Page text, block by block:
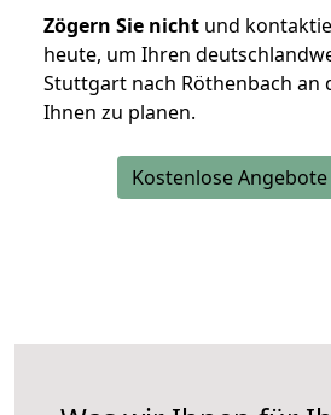
Zögern Sie nicht und
heute, um Ihren
Stuttgart nach Röthenbach an
Ihnen zu planen.
Kostenlose